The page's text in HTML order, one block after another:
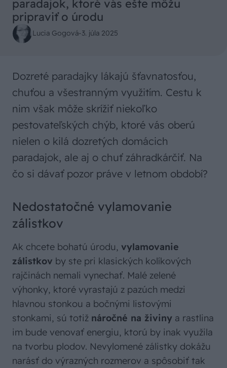
paradajok, ktoré vás ešte môžu
pripraviť o úrodu
Lucia Gogová-3. júla 2025
Dozreté paradajky lákajú šťavnatosťou,
chuťou a všestranným využitím. Cestu k
nim však môže skrížiť niekoľko
pestovateľských chýb, ktoré vás oberú
nielen o kilá dozretých domácich
paradajok, ale aj o chuť záhradkárčiť. Na
čo si dávať pozor práve v letnom období?
Nedostatočné vylamovanie
zálistkov
Ak chcete bohatú úrodu, vylamovanie
zálistkov by ste pri klasických kolíkových
rajčinách nemali vynechať. Malé zelené
výhonky, ktoré vyrastajú z pazúch medzi
hlavnou stonkou a bočnými listovými
stonkami, sú totiž náročné na živiny a rastlina
im bude venovať energiu, ktorú by inak využila
na tvorbu plodov. Nevylomené zálistky dokážu
narásť do výrazných rozmerov a spôsobiť tak